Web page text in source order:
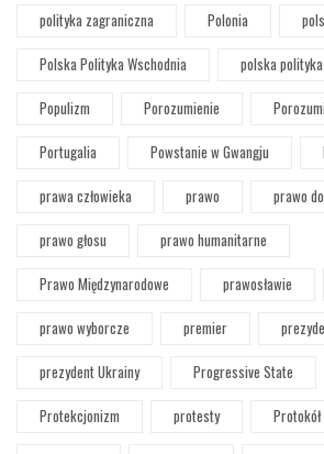
polityka zagraniczna
Polonia
Polska Polityka Wschodnia
polska
Populizm
Porozumienie
Portugalia
Powstanie w Gwangju
prawa człowieka
prawo
prawo
prawo głosu
prawo humanitarne
Prawo Międzynarodowe
prawosławie
prawo wyborcze
premier
prezydent Ukrainy
Progressive State
Protekcjonizm
protesty